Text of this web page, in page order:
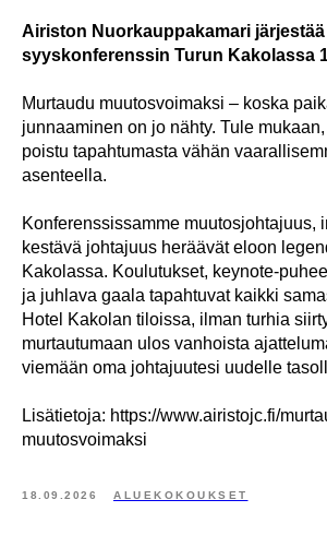
Airiston Nuorkauppakamari järjestää
syyskonferenssin Turun Kakolassa
Murtaudu muutosvoimaksi – koska
junnaaminen on jo nähty. Tule
poistu tapahtumasta vähän
asenteella.
Konferenssissamme muutosjohtajuus,
kestävä johtajuus heräävät eloon
Kakolassa. Koulutukset, keynote-
ja juhlava gaala tapahtuvat kaikki
Hotel Kakolan tiloissa, ilman turhia
murtautumaan ulos vanhoista
viemään oma johtajuutesi uudelle
Lisätietoja: https://www.airistojc.fi/
muutosvoimaksi
18.09.2026 ALUEKOKOUKSET